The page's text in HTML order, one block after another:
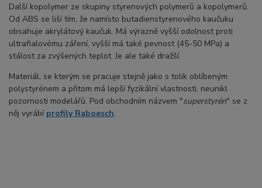
Další kopolymer ze skupiny styrenových polymerů a kopolymerů.
Od ABS se liší tím, že namísto butadienstyrenového kaučuku
obsahuje akrylátový kaučuk. Má výrazně vyšší odolnost proti
ultrafialovému záření, vyšší má také pevnost (45-50 MPa) a
stálost za zvýšených teplot. Je ale také dražší.
Materiál, se kterým se pracuje stejně jako s tolik oblíbeným
polystyrénem a přitom má lepší fyzikální vlastnosti, neunikl
pozornosti modelářů. Pod obchodním názvem "superstyrén" se z
něj vyrábí profily Raboesch.